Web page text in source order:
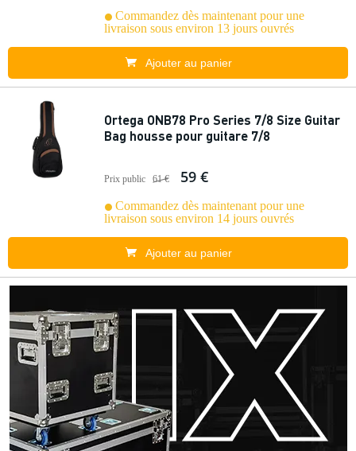
Commandez dès maintenant pour une
livraison sous environ 13 jours ouvrés
Ajouter au panier
Ortega ONB78 Pro Series 7/8 Size Guitar
Bag housse pour guitare 7/8
Prix public 61 € 59 €
Commandez dès maintenant pour une
livraison sous environ 14 jours ouvrés
Ajouter au panier